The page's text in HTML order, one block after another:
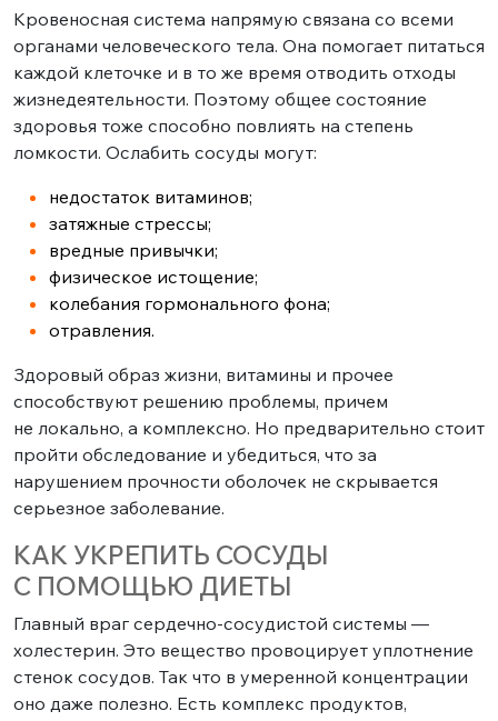
Кровеносная система напрямую связана со всеми
органами человеческого тела. Она помогает питаться
каждой клеточке и в то же время отводить отходы
жизнедеятельности. Поэтому общее состояние
здоровья тоже способно повлиять на степень
ломкости. Ослабить сосуды могут:
недостаток витаминов;
затяжные стрессы;
вредные привычки;
физическое истощение;
колебания гормонального фона;
отравления.
Здоровый образ жизни, витамины и прочее
способствуют решению проблемы, причем
не локально, а комплексно. Но предварительно стоит
пройти обследование и убедиться, что за
нарушением прочности оболочек не скрывается
серьезное заболевание.
КАК УКРЕПИТЬ СОСУДЫ
С ПОМОЩЬЮ ДИЕТЫ
Главный враг сердечно-сосудистой системы —
холестерин. Это вещество провоцирует уплотнение
стенок сосудов. Так что в умеренной концентрации
оно даже полезно. Есть комплекс продуктов,